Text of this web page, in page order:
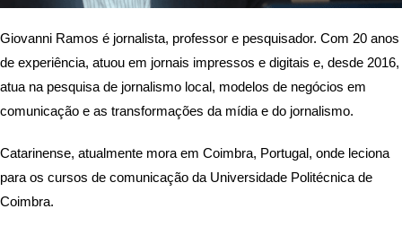
Giovanni Ramos é jornalista, professor e pesquisador. Com 20 anos
de experiência, atuou em jornais impressos e digitais e, desde 2016,
atua na pesquisa de jornalismo local, modelos de negócios em
comunicação e as transformações da mídia e do jornalismo.
Catarinense, atualmente mora em Coimbra, Portugal, onde leciona
para os cursos de comunicação da Universidade Politécnica de
Coimbra.